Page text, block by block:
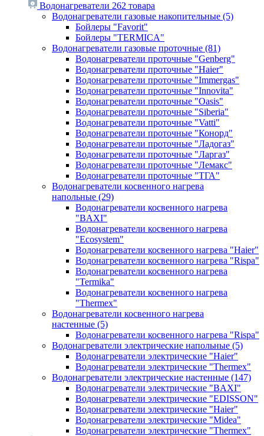
Водонагреватели 262 товара
Водонагреватели газовые накопительные (5)
Бойлеры "Favorit"
Бойлеры "TERMICA"
Водонагреватели газовые проточные (81)
Водонагреватели проточные "Genberg"
Водонагреватели проточные "Haier"
Водонагреватели проточные "Immergas"
Водонагреватели проточные "Innovita"
Водонагреватели проточные "Oasis"
Водонагреватели проточные "Siberia"
Водонагреватели проточные "Vatti"
Водонагреватели проточные "Конорд"
Водонагреватели проточные "Ладогаз"
Водонагреватели проточные "Ларгаз"
Водонагреватели проточные "Лемакс"
Водонагреватели проточные "ТГА"
Водонагреватели косвенного нагрева
напольные (29)
Водонагреватели косвенного нагрева
"BAXI"
Водонагреватели косвенного нагрева
"Ecosystem"
Водонагреватели косвенного нагрева "Haier"
Водонагреватели косвенного нагрева "Rispa"
Водонагреватели косвенного нагрева
"Termika"
Водонагреватели косвенного нагрева
"Thermex"
Водонагреватели косвенного нагрева
настенные (5)
Водонагреватели косвенного нагрева "Rispa"
Водонагреватели электрические напольные (5)
Водонагреватели электрические "Haier"
Водонагреватели электрические "Thermex"
Водонагреватели электрические настенные (147)
Водонагреватели электрические "BAXI"
Водонагреватели электрические "EDISSON"
Водонагреватели электрические "Haier"
Водонагреватели электрические "Midea"
Водонагреватели электрические "Thermex"